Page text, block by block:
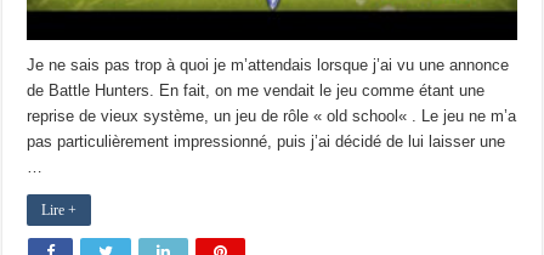
Je ne sais pas trop à quoi je m’attendais lorsque j’ai vu une annonce
de Battle Hunters. En fait, on me vendait le jeu comme étant une
reprise de vieux système, un jeu de rôle « old school« . Le jeu ne m’a
pas particulièrement impressionné, puis j’ai décidé de lui laisser une
…
Lire +